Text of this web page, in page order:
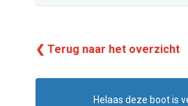
❮ Terug naar het overzicht
Helaas deze boot is